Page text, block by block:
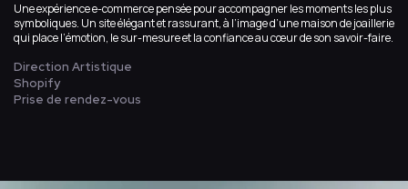
Une expérience e-commerce pensée pour accompagner les moments les plus
symboliques. Un site élégant et rassurant, à l’image d’une maison de joaillerie
qui place l’émotion, le sur-mesure et la confiance au cœur de son savoir-faire.
Direction Artistique
Shopify
Prise de rendez-vous